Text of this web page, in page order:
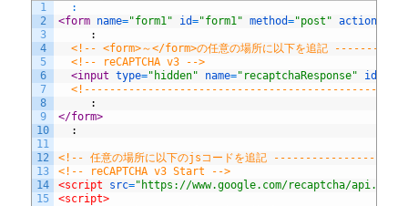
1
2
3
4
5
6
7
8
9
10
11
12
13
14
15
:
<form name="form1" id="form1" method="post" action
:
<!-- <form>～</form>の任意の場所に以下を追記
<!-- reCAPTCHA v3 -->
<input type="hidden" name="recaptchaResponse" id
:
</form>
:
<!-- 任意の場所に以下のjsコードを追記 ----------------->
<!-- reCAPTCHA v3 Start -->
<script src="https://www.google.com/recaptcha/
<script>